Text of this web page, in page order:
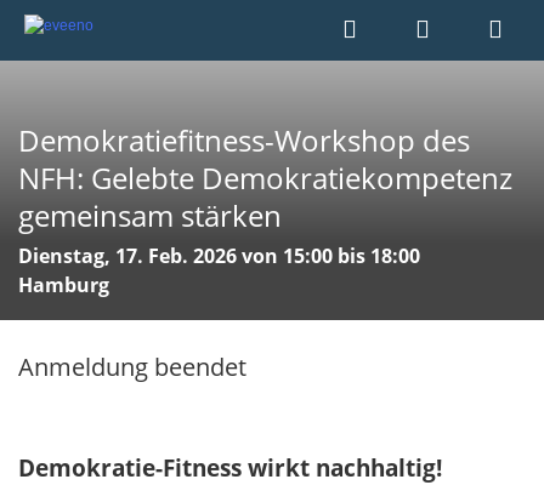
Demokratiefitness-Workshop des
NFH: Gelebte Demokratiekompetenz
gemeinsam stärken
Dienstag, 17. Feb. 2026 von 15:00 bis 18:00
Hamburg
Anmeldung beendet
Demokratie-Fitness wirkt nachhaltig!